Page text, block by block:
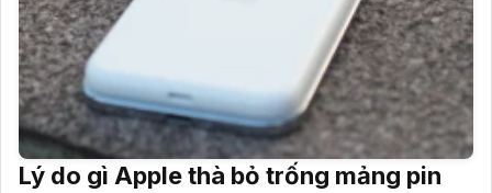
Lý do gì Apple thà bỏ trống mảng pin